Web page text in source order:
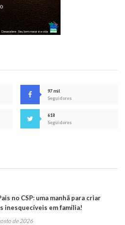
97 mil
Seguidores
618
Seguidores
no CSP: uma manhã para criar
inesquecíveis em família!
de 2026